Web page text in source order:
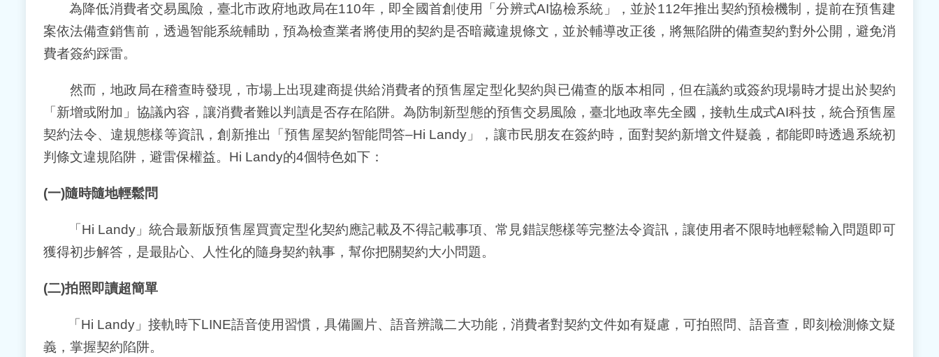
為降低消費者交易風險，臺北市政府地政局在110年，即全國首創使用「分辨式AI協檢系統」，並於112年推出契約預檢機制，提前在預售建
案依法備查銷售前，透過智能系統輔助，預為檢查業者將使用的契約是否暗藏違規條文，並於輔導改正後，將無陷阱的備查契約對外公開，避免消
費者簽約踩雷。
然而，地政局在稽查時發現，市場上出現建商提供給消費者的預售屋定型化契約與已備查的版本相同，但在議約或簽約現場時才提出於契約
「新增或附加」協議內容，讓消費者難以判讀是否存在陷阱。為防制新型態的預售交易風險，臺北地政率先全國，接軌生成式AI科技，統合預售屋
契約法令、違規態樣等資訊，創新推出「預售屋契約智能問答–Hi Landy」，讓市民朋友在簽約時，面對契約新增文件疑義，都能即時透過系統初
判條文違規陷阱，避雷保權益。Hi Landy的4個特色如下：
(一)隨時隨地輕鬆問
「Hi Landy」統合最新版預售屋買賣定型化契約應記載及不得記載事項、常見錯誤態樣等完整法令資訊，讓使用者不限時地輕鬆輸入問題即可
獲得初步解答，是最貼心、人性化的隨身契約執事，幫你把關契約大小問題。
(二)拍照即讀超簡單
「Hi Landy」接軌時下LINE語音使用習慣，具備圖片、語音辨識二大功能，消費者對契約文件如有疑慮，可拍照問、語音查，即刻檢測條文疑
義，掌握契約陷阱。